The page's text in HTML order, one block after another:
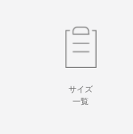
サイズ
一覧